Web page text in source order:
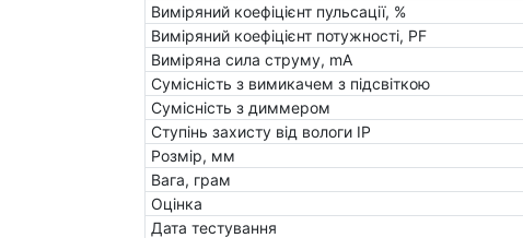
Виміряний коефіцієнт пульсації, %
Виміряний коефіцієнт потужності, PF
Виміряна сила струму, mA
Сумісність з вимикачем з підсвіткою
Сумісність з диммером
Ступінь захисту від вологи IP
Розмір, мм
Вага, грам
Оцінка
Дата тестування